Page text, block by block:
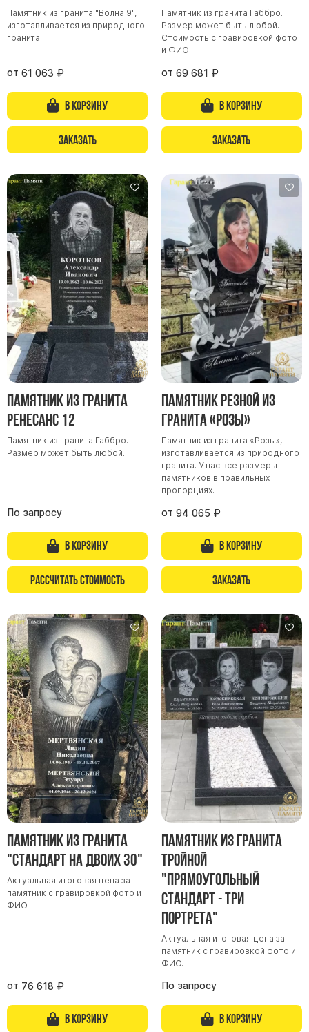
Цоколь из гранита
Ограды из гранита
Столбы для ограды чугун
Ограды металл
Столы и лавки
Подсвечники
Венки
Вазы из гранита
Скульптуры в полный рост
Скульптуры "Ангел" литиевые
Барельефы
Кресты
Голуби
Распятие
Скорбящие
Цветы
Памятник из гранита "Волна 9",
изготавливается из природного
гранита.
от 61 063 ₽
В корзину
Заказать
Памятник из гранита Габбро.
Размер может быть любой.
Стоимость с гравировкой фото
и ФИО
от 69 681 ₽
В корзину
Заказать
Памятник из гранита
Ренесанс 12
Памятник из гранита Габбро.
Размер может быть любой.
По запросу
В корзину
Рассчитать стоимость
Памятник резной из
гранита «Розы»
Памятник из гранита «Розы»,
изготавливается из природного
гранита. У нас все размеры
памятников в правильных
пропорциях.
от 94 065 ₽
В корзину
Заказать
Памятник из гранита
"Стандарт на двоих 30"
Актуальная итоговая цена за
памятник с гравировкой фото и
ФИО.
от 76 618 ₽
В корзину
Памятник из гранита
тройной
"Прямоугольный
стандарт - три
портрета"
Актуальная итоговая цена за
памятник с гравировкой фото и
ФИО.
По запросу
В корзину